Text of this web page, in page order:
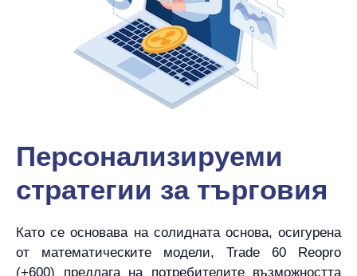
Персонализируеми
стратегии за търговия
Като се основава на солидната основа, осигурена
от математическите модели, Trade 60 Reopro
(+600) предлага на потребителите възможността